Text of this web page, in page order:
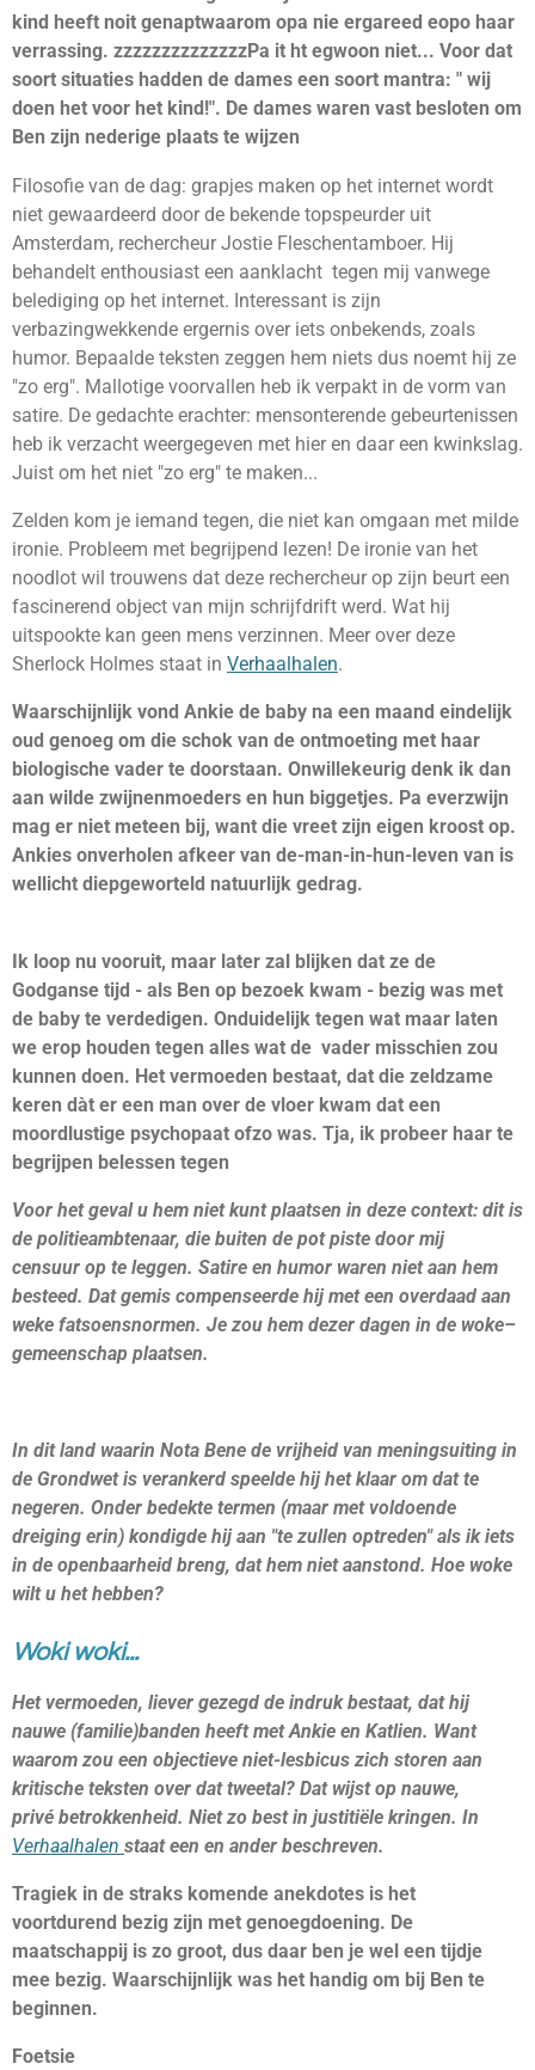
kind heeft noit genaptwaarom opa nie ergareed eopo haar
verrassing. zzzzzzzzzzzzzzPa it ht egwoon niet... Voor dat
soort situaties hadden de dames een soort mantra: " wij
doen het voor het kind!". De dames waren vast besloten om
Ben zijn nederige plaats te wijzen
Filosofie van de dag: grapjes maken op het internet wordt
niet gewaardeerd door de bekende topspeurder uit
Amsterdam, rechercheur Jostie Fleschentamboer. Hij
behandelt enthousiast een aanklacht tegen mij vanwege
belediging op het internet. Interessant is zijn
verbazingwekkende ergernis over iets onbekends, zoals
humor. Bepaalde teksten zeggen hem niets dus noemt hij ze
"zo erg". Mallotige voorvallen heb ik verpakt in de vorm van
satire. De gedachte erachter: mensonterende gebeurtenissen
heb ik verzacht weergegeven met hier en daar een kwinkslag.
Juist om het niet "zo erg" te maken...
Zelden kom je iemand tegen, die niet kan omgaan met milde
ironie. Probleem met begrijpend lezen! De ironie van het
noodlot wil trouwens dat deze rechercheur op zijn beurt een
fascinerend object van mijn schrijfdrift werd. Wat hij
uitspookte kan geen mens verzinnen. Meer over deze
Sherlock Holmes staat in Verhaalhalen.
Waarschijnlijk vond Ankie de baby na een maand eindelijk
oud genoeg om die schok van de ontmoeting met haar
biologische vader te doorstaan. Onwillekeurig denk ik dan
aan wilde zwijnenmoeders en hun biggetjes. Pa everzwijn
mag er niet meteen bij, want die vreet zijn eigen kroost op.
Ankies onverholen afkeer van de-man-in-hun-leven van is
wellicht diepgeworteld natuurlijk gedrag.
Ik loop nu vooruit, maar later zal blijken dat ze de
Godganse tijd - als Ben op bezoek kwam - bezig was met
de baby te verdedigen. Onduidelijk tegen wat maar laten
we erop houden tegen alles wat de vader misschien zou
kunnen doen. Het vermoeden bestaat, dat die zeldzame
keren dàt er een man over de vloer kwam dat een
moordlustige psychopaat ofzo was. Tja, ik probeer haar te
begrijpen belessen tegen
Voor het geval u hem niet kunt plaatsen in deze context: dit is
de politieambtenaar, die buiten de pot piste door mij
censuur op te leggen. Satire en humor waren niet aan hem
besteed. Dat gemis compenseerde hij met een overdaad aan
weke fatsoensnormen. Je zou hem dezer dagen in de woke–
gemeenschap plaatsen.
In dit land waarin Nota Bene de vrijheid van meningsuiting in
de Grondwet is verankerd speelde hij het klaar om dat te
negeren. Onder bedekte termen (maar met voldoende
dreiging erin) kondigde hij aan "te zullen optreden" als ik iets
in de openbaarheid breng, dat hem niet aanstond. Hoe woke
wilt u het hebben?
Woki woki...
Het vermoeden, liever gezegd de indruk bestaat, dat hij
nauwe (familie)banden heeft met Ankie en Katlien. Want
waarom zou een objectieve niet-lesbicus zich storen aan
kritische teksten over dat tweetal? Dat wijst op nauwe,
privé betrokkenheid. Niet zo best in justitiële kringen. In
Verhaalhalen staat een en ander beschreven.
Tragiek in de straks komende anekdotes is het
voortdurend bezig zijn met genoegdoening. De
maatschappij is zo groot, dus daar ben je wel een tijdje
mee bezig. Waarschijnlijk was het handig om bij Ben te
beginnen.
Foetsie